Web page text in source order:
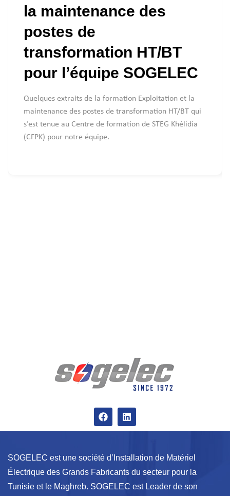
la maintenance des
postes de
transformation HT/BT
pour l’équipe SOGELEC
Quelques extraits de la formation Exploitation et la
maintenance des postes de transformation HT/BT qui
s’est tenue au Centre de formation de STEG Khélidia
(CFPK) pour notre équipe.
SOGELEC est une société d’Installation de Matériel
Électrique des Grands Fabricants du secteur pour la
Tunisie et le Maghreb. SOGELEC est Leader de son